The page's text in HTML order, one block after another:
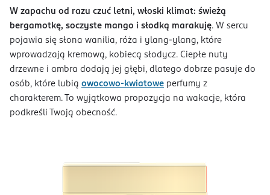
W zapachu od razu czuć letni, włoski klimat: świeżą
bergamotkę, soczyste mango i słodką marakuję. W sercu
pojawia się słona wanilia, róża i ylang-ylang, które
wprowadzają kremową, kobiecą słodycz. Ciepłe nuty
drzewne i ambra dodają jej głębi, dlatego dobrze pasuje do
osób, które lubią owocowo-kwiatowe perfumy z
charakterem. To wyjątkowa propozycja na wakacje, która
podkreśli Twoją obecność.